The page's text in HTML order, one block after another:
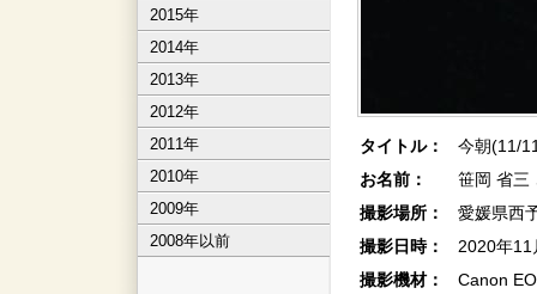
2015年
2014年
2013年
2012年
2011年
2010年
2009年
2008年以前
タイトル：
今朝(11/
お名前：
笹岡 省三
撮影場所：
愛媛県西
撮影日時：
2020年
撮影機材：
Canon